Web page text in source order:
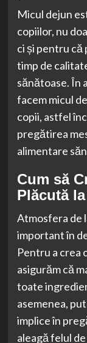
Micul dejun
copiilor, nu
ci și pentru
timp de
sănătoase. În
facem micul
copii, astfel
pregătirea
alimentare
Cum să
Plăcută
Atmosfera de
important în
Pentru a crea
asigurăm că
toate
asemenea,
implice în
aleagă felul